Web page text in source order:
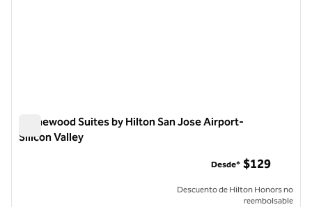
Homewood Suites by Hilton San Jose Airport-
Silicon Valley
Desde* $129
Descuento de Hilton Honors no
reembolsable